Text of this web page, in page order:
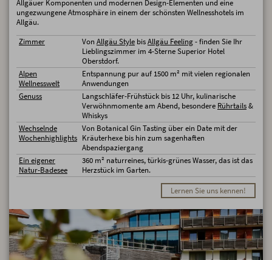
Allgäuer Komponenten und modernen Design-Elementen und eine
ungezwungene Atmosphäre in einem der schönsten Wellnesshotels im
Allgäu.
Zimmer
Von Allgäu Style bisAllgäu Feeling- finden Sie Ihr
Lieblingszimmer im 4-Sterne Superior Hotel
Oberstdorf.
Alpen
Wellnesswelt
Entspannung pur auf 1500 m² mit vielen regionalen
Anwendungen
Genuss
Langschläfer-Frühstück bis 12 Uhr, kulinarische
Verwöhnmomente am Abend, besondere Rührtails&
Whiskys
Wechselnde
Wochenhighlights
Von Botanical Gin Tasting über ein Date mit der
Kräuterhexe bis hin zum sagenhaften
Abendspaziergang
Ein eigener
Natur-Badesee
360 m² naturreines, türkis-grünes Wasser, das ist das
Herzstück im Garten.
Lernen Sie uns kennen!